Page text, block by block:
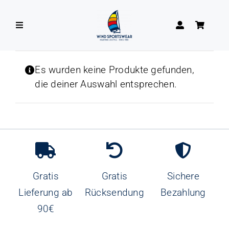
Inhalt
Toggle
Es wurden keine Produkte gefunden,
die deiner Auswahl entsprechen.
Gratis
Lieferung ab
90€
Gratis
Rücksendung
Sichere
Bezahlung